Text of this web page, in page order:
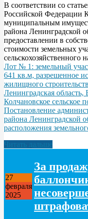
В соответствии со
Российской Федерации
муниципальным
района Ленинградской
предоставлении в
стоимости земельных
сельскохозяйственного
Лот № 1: земельный
641 кв.м, разрешенное
жилищного
Ленинградская
Колчановское сельское
Постановление
района Ленинградской
расположения
Читать дальше
27
февраля
2025
За